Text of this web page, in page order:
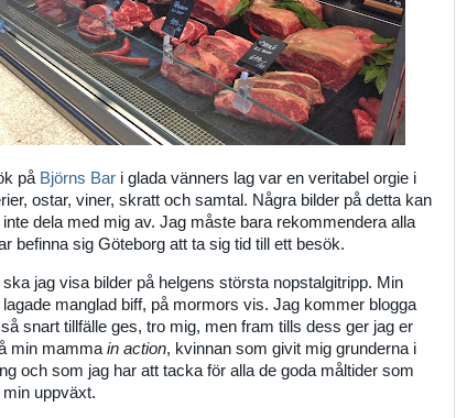
på Björns Bar i glada vänners lag var en veritabel orgie i
ostar, viner, skratt och samtal. Några bilder på detta kan
dela med mig av. Jag måste bara rekommendera alla
befinna sig Göteborg att ta sig tid till ett besök.
ska jag visa bilder på helgens största nopstalgitripp. Min
manglad biff, på mormors vis. Jag kommer blogga
snart tillfälle ges, tro mig, men fram tills dess ger jag er
min mamma in action, kvinnan som givit mig grunderna i
och som jag har att tacka för alla de goda måltider som
uppväxt.